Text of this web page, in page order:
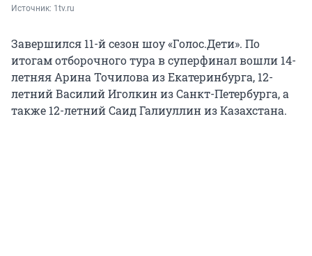
Источник: 1tv.ru
Завершился 11-й сезон шоу «Голос.Дети». По
итогам отборочного тура в суперфинал вошли 14-
летняя Арина Точилова из Екатеринбурга, 12-
летний Василий Иголкин из Санкт-Петербурга, а
также 12-летний Саид Галиуллин из Казахстана.